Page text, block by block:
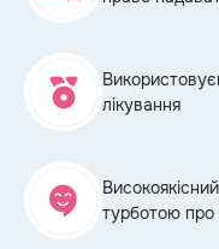
лікування
турботою про